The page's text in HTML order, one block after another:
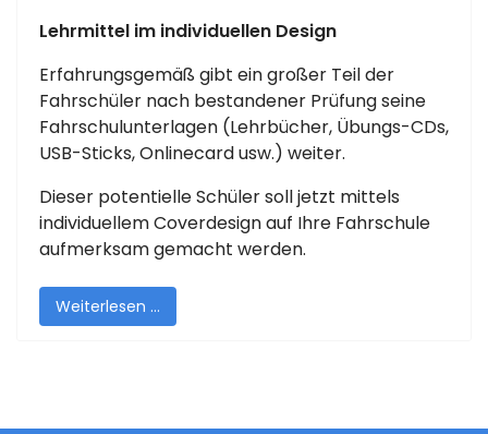
Lehrmittel im individuellen Design
Erfahrungsgemäß gibt ein großer Teil der
Fahrschüler nach bestandener Prüfung seine
Fahrschulunterlagen (Lehrbücher, Übungs-CDs,
USB-Sticks, Onlinecard usw.) weiter.
Dieser potentielle Schüler soll jetzt mittels
individuellem Coverdesign auf Ihre Fahrschule
aufmerksam gemacht werden.
Weiterlesen …